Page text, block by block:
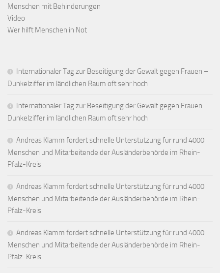
Menschen mit Behinderungen
Video
Wer hilft Menschen in Not
Internationaler Tag zur Beseitigung der Gewalt gegen Frauen –
Dunkelziffer im ländlichen Raum oft sehr hoch
Internationaler Tag zur Beseitigung der Gewalt gegen Frauen –
Dunkelziffer im ländlichen Raum oft sehr hoch
Andreas Klamm fordert schnelle Unterstützung für rund 4000
Menschen und Mitarbeitende der Ausländerbehörde im Rhein-
Pfalz-Kreis
Andreas Klamm fordert schnelle Unterstützung für rund 4000
Menschen und Mitarbeitende der Ausländerbehörde im Rhein-
Pfalz-Kreis
Andreas Klamm fordert schnelle Unterstützung für rund 4000
Menschen und Mitarbeitende der Ausländerbehörde im Rhein-
Pfalz-Kreis